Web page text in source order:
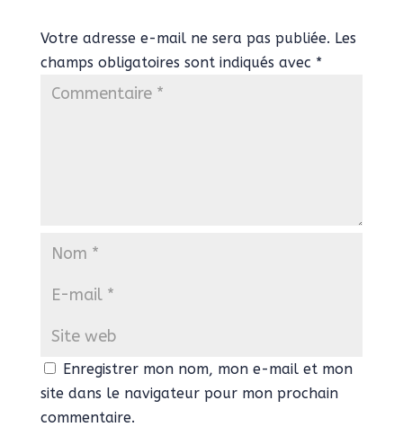
Votre adresse e-mail ne sera pas publiée. Les
champs obligatoires sont indiqués avec *
Enregistrer mon nom, mon e-mail et mon
site dans le navigateur pour mon prochain
commentaire.